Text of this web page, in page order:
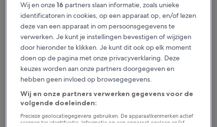
Telefoonnummer VS: +1 (206) 481 4252
Als u een Reisservice boekt (zoals gedefinieerd in
Servicevoorwaarden) via de website, gaat u een
contract aan met de relevante Reisaanbieder (zoals
gedefinieerd in deServicevoorwaarden) die de
betreffende Reisservice beschikbaar stelt. Dit kan
bijvoorbeeld Expedia Travel (zoals hieronder
gedefinieerd)zijn of een accommodatie-aanbieder.
Als u een contract aangaat met Expedia Travel (zoals
Wij en onze16 partners slaan informatie, zoals unieke
identificatoren in cookies, op een apparaat op, en/of lezen
deze van een apparaat in om persoonsgegevens te
verwerken. Je kunt je instellingen bevestigen of wijzigen
door hieronder te klikken. Je kunt dit ook op elk moment
doen op de pagina met onze privacyverklaring. Deze
keuzes worden aan onze partners doorgegeven en
hebben geen invloed op browsegegevens.
Wij en onze partners verwerken gegevens voor de
volgende doeleinden:
Precieze geolocatiegegevens gebruiken. De apparaatkenmerken actief
scannen ter identificatie. Informatie op een apparaat opslaan en/of